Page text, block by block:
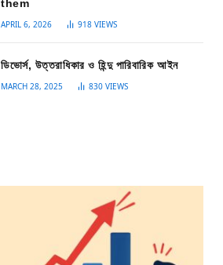
them
APRIL 6, 2026 918 VIEWS
ডিভোর্স, উত্তরাধিকার ও হিন্দু পারিবারিক আইন
MARCH 28, 2025 830 VIEWS